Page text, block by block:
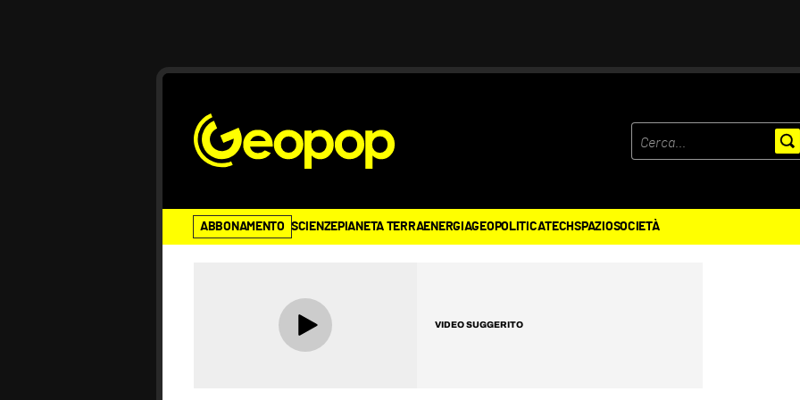
ABBONAMENTO SCIENZEPIANETA TERRAENERGIAGEOPOLITICATECHSPAZIOSOCIETÀ
VIDEO SUGGERITO